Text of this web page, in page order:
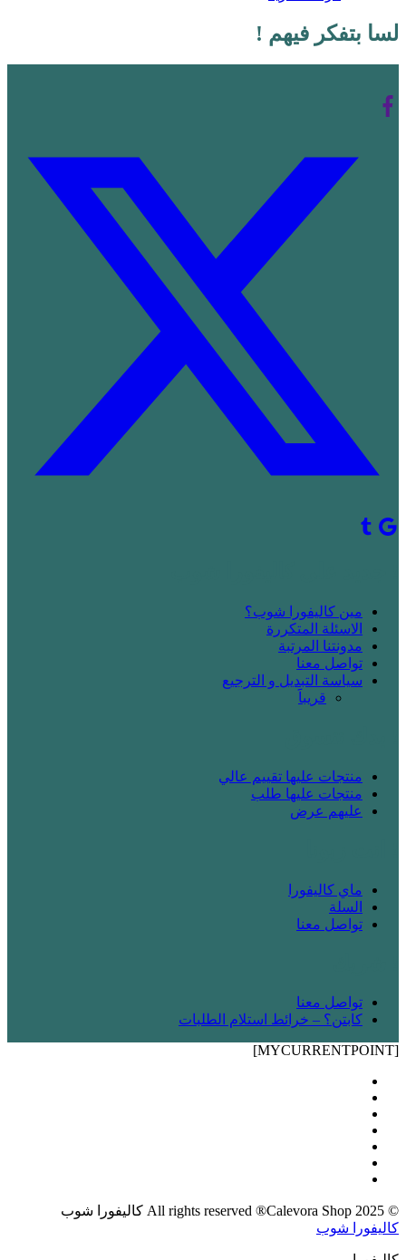
لسا بتفكر فيهم !
مين كاليفورا شوب؟
الاسئلة المتكررة
مدونتنا المرتبة
تواصل معنا
سياسة التبديل و الترجيع
قريباََ
منتجات عليها تقييم عالي
منتجات عليها طلب
عليهم عرض
ماي كاليفورا
السلة
تواصل معنا
تواصل معنا
كابتن؟ – خرائط استلام الطلبات
[MYCURRENTPOINT]
© 2025 All rights reserved ®Calevora Shop كاليفورا شوب
كاليفورا شوب